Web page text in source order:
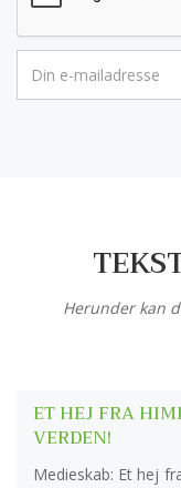
Herunder kan
ET HEJ FRA
VERDEN!
Medieskab: Et hej